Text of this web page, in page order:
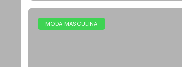
MODA MASCULINA